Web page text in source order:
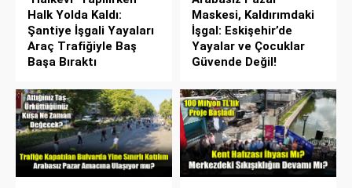
Halk Yolda Kaldı:
Şantiye İşgali Yayaları
Araç Trafiğiyle Baş
Başa Bıraktı
Maskesi, Kaldırımdaki
İşgal: Eskişehir’de
Yayalar ve Çocuklar
Güvende Değil!